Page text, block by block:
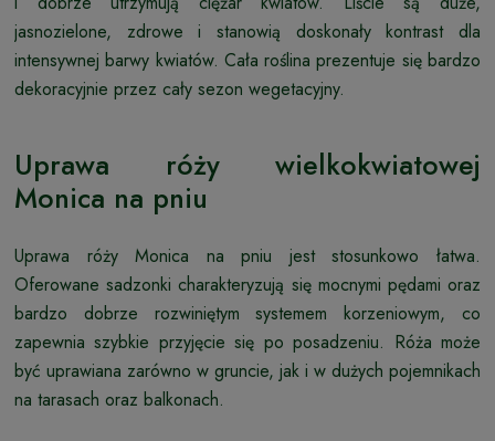
jasnozielone, zdrowe i stanowią doskonały kontrast dla
intensywnej barwy kwiatów. Cała roślina prezentuje się bardzo
dekoracyjnie przez cały sezon wegetacyjny.
Uprawa róży wielkokwiatowej
Monica na pniu
Uprawa róży Monica na pniu jest stosunkowo łatwa.
Oferowane sadzonki charakteryzują się mocnymi pędami oraz
bardzo dobrze rozwiniętym systemem korzeniowym, co
zapewnia szybkie przyjęcie się po posadzeniu. Róża może
być uprawiana zarówno w gruncie, jak i w dużych pojemnikach
na tarasach oraz balkonach.